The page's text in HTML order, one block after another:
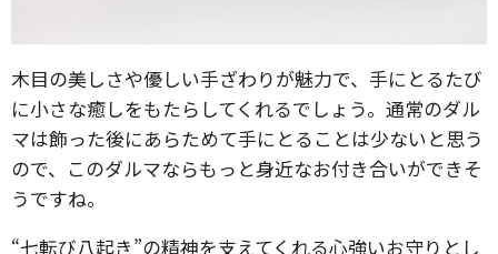
木目の美しさや優しい手ざわりが魅力で、手にとるたび
に小さな癒しをもたらしてくれるでしょう。通常のダル
マは飾った後にあらためて手にとることは少ないと思う
ので、このダルマならもっと身近なお付き合いができそ
うですね。
“七転び八起き”の精神を支えてくれる心強いお守りとし